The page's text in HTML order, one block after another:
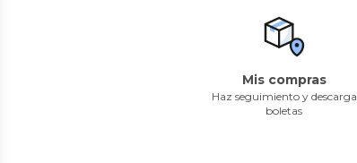
Mis compras
Haz seguimiento y descarga
boletas